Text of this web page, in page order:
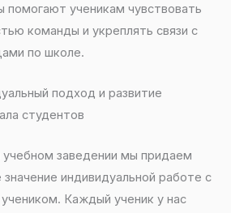
помогают ученикам чувствовать
команды и укреплять связи с
по школе.
подход и развитие
студентов
заведении мы придаем
индивидуальной работе с
Каждый ученик у нас